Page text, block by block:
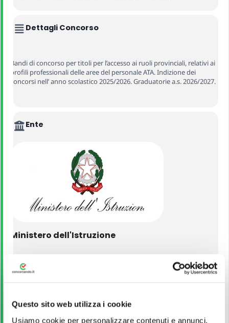
Questo sito web utilizza i cookie
Usiamo cookie per personalizzare contenuti e annunci,
Dettagli Concorso
Bandi di concorso per titoli per l’accesso ai ruoli provinciali, relativi ai
profili professionali delle aree del personale ATA. Indizione dei
concorsi nell’ anno scolastico 2025/2026. Graduatorie a.s. 2026/2027.
Ente
Ministero dell'Istruzione
VEDI ALTRI CONCORSI DELLO STESSO ENTE
Titolo di Studio